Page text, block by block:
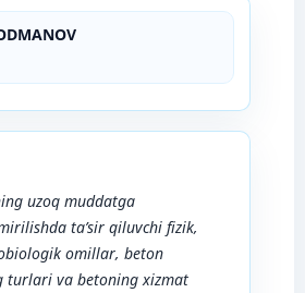
uzoq muddatga
ta’sir qiluvchi fizik,
omillar, beton
turlari va betoning xizmat